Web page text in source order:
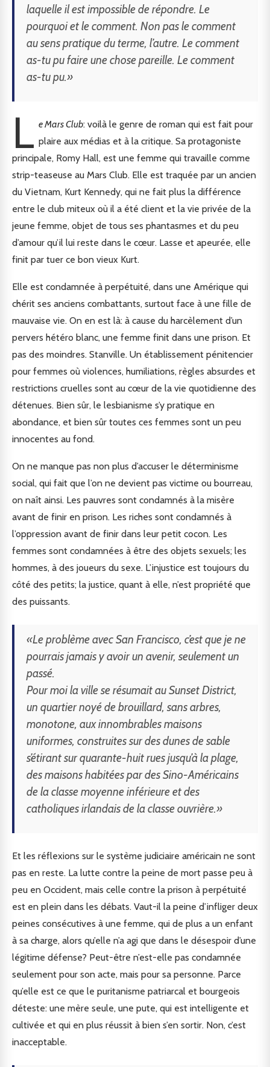
laquelle il est impossible de répondre. Le
pourquoi et le comment. Non pas le comment
au sens pratique du terme, l’autre. Le comment
as-tu pu faire une chose pareille. Le comment
as-tu pu.»
L e Mars Club: voilà le genre de roman qui est fait pour
plaire aux médias et à la critique. Sa protagoniste
principale, Romy Hall, est une femme qui travaille comme
strip-teaseuse au Mars Club. Elle est traquée par un ancien
du Vietnam, Kurt Kennedy, qui ne fait plus la différence
entre le club miteux où il a été client et la vie privée de la
jeune femme, objet de tous ses phantasmes et du peu
d’amour qu’il lui reste dans le cœur. Lasse et apeurée, elle
finit par tuer ce bon vieux Kurt.
Elle est condamnée à perpétuité, dans une Amérique qui
chérit ses anciens combattants, surtout face à une fille de
mauvaise vie. On en est là: à cause du harcèlement d’un
pervers hétéro blanc, une femme finit dans une prison. Et
pas des moindres. Stanville. Un établissement pénitencier
pour femmes où violences, humiliations, règles absurdes et
restrictions cruelles sont au cœur de la vie quotidienne des
détenues. Bien sûr, le lesbianisme s’y pratique en
abondance, et bien sûr toutes ces femmes sont un peu
innocentes au fond.
On ne manque pas non plus d’accuser le déterminisme
social, qui fait que l’on ne devient pas victime ou bourreau,
on naît ainsi. Les pauvres sont condamnés à la misère
avant de finir en prison. Les riches sont condamnés à
l’oppression avant de finir dans leur petit cocon. Les
femmes sont condamnées à être des objets sexuels; les
hommes, à des joueurs du sexe. L’injustice est toujours du
côté des petits; la justice, quant à elle, n’est propriété que
des puissants.
«Le problème avec San Francisco, c’est que je ne
pourrais jamais y avoir un avenir, seulement un
passé.
Pour moi la ville se résumait au Sunset District,
un quartier noyé de brouillard, sans arbres,
monotone, aux innombrables maisons
uniformes, construites sur des dunes de sable
s’étirant sur quarante-huit rues jusqu’à la plage,
des maisons habitées par des Sino-Américains
de la classe moyenne inférieure et des
catholiques irlandais de la classe ouvrière.»
Et les réflexions sur le système judiciaire américain ne sont
pas en reste. La lutte contre la peine de mort passe peu à
peu en Occident, mais celle contre la prison à perpétuité
est en plein dans les débats. Vaut-il la peine d’infliger deux
peines consécutives à une femme, qui de plus a un enfant
à sa charge, alors qu’elle n’a agi que dans le désespoir d’une
légitime défense? Peut-être n’est-elle pas condamnée
seulement pour son acte, mais pour sa personne. Parce
qu’elle est ce que le puritanisme patriarcal et bourgeois
déteste: une mère seule, une pute, qui est intelligente et
cultivée et qui en plus réussit à bien s’en sortir. Non, c’est
inacceptable.